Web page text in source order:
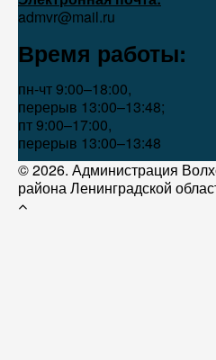
admvr@mail.ru
Время работы:
пн-чт 9:00–18:00,
перерыв 13:00–13:48;
пт 9:00–17:00,
перерыв 13:00–13:48
© 2026. Администрация
района Ленинградской